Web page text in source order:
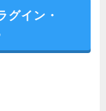
イン・